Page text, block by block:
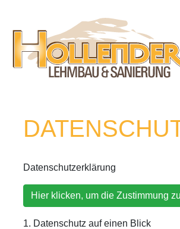
Datenschutzerklärung
Hier klicken, um die Zustimmung
1. Datenschutz auf einen Blick